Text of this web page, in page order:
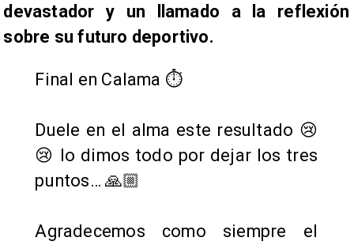
devastador y un llamado a la reflexión
sobre su futuro deportivo.
Final en Calama ⏱️
Duele en el alma este resultado 😢
😢 lo dimos todo por dejar los tres
puntos… 🙏🏼
Agradecemos como siempre el